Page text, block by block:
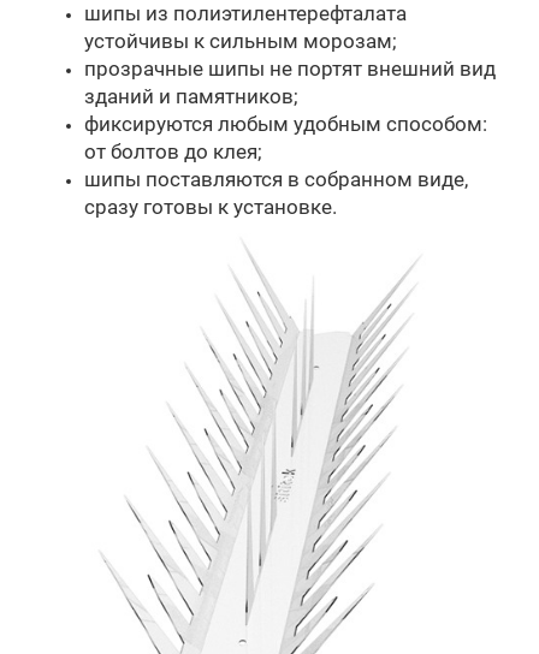
шипы из полиэтилентерефталата
устойчивы к сильным морозам;
прозрачные шипы не портят внешний вид
зданий и памятников;
фиксируются любым удобным способом:
от болтов до клея;
шипы поставляются в собранном виде,
сразу готовы к установке.